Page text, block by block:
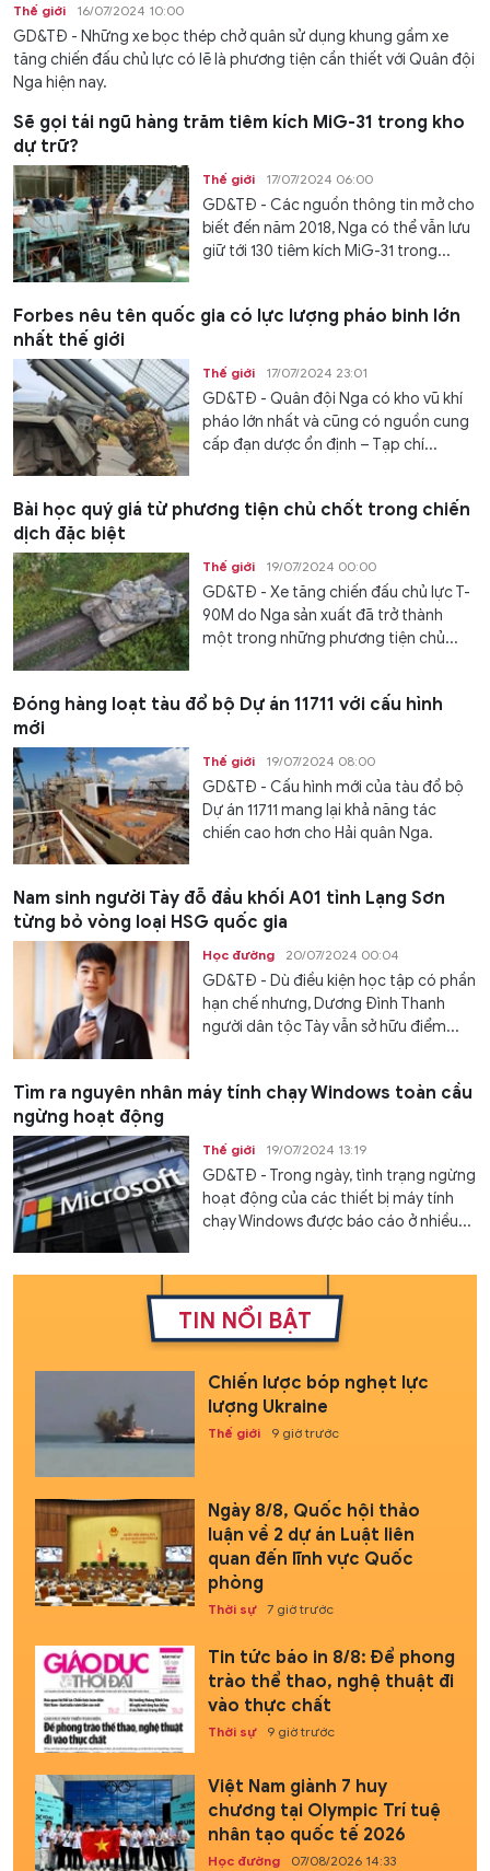
Thế giới 16/07/2024 10:00
GD&TĐ - Những xe bọc thép chở quân sử dụng khung gầm xe
tăng chiến đấu chủ lực có lẽ là phương tiện cần thiết với Quân đội
Nga hiện nay.
Sẽ gọi tái ngũ hàng trăm tiêm kích MiG-31 trong kho
dự trữ?
Thế giới 17/07/2024 06:00
GD&TĐ - Các nguồn thông tin mở cho
biết đến năm 2018, Nga có thể vẫn lưu
giữ tới 130 tiêm kích MiG-31 trong...
Forbes nêu tên quốc gia có lực lượng pháo binh lớn
nhất thế giới
Thế giới 17/07/2024 23:01
GD&TĐ - Quân đội Nga có kho vũ khí
pháo lớn nhất và cũng có nguồn cung
cấp đạn dược ổn định – Tạp chí...
Bài học quý giá từ phương tiện chủ chốt trong chiến
dịch đặc biệt
Thế giới 19/07/2024 00:00
GD&TĐ - Xe tăng chiến đấu chủ lực T-
90M do Nga sản xuất đã trở thành
một trong những phương tiện chủ...
Đóng hàng loạt tàu đổ bộ Dự án 11711 với cấu hình
mới
Thế giới 19/07/2024 08:00
GD&TĐ - Cấu hình mới của tàu đổ bộ
Dự án 11711 mang lại khả năng tác
chiến cao hơn cho Hải quân Nga.
Nam sinh người Tày đỗ đầu khối A01 tỉnh Lạng Sơn
từng bỏ vòng loại HSG quốc gia
Học đường 20/07/2024 00:04
GD&TĐ - Dù điều kiện học tập có phần
hạn chế nhưng, Dương Đình Thanh
người dân tộc Tày vẫn sở hữu điểm...
Tìm ra nguyên nhân máy tính chạy Windows toàn cầu
ngừng hoạt động
Thế giới 19/07/2024 13:19
GD&TĐ - Trong ngày, tình trạng ngừng
hoạt động của các thiết bị máy tính
chạy Windows được báo cáo ở nhiều...
TIN NỔI BẬT
Chiến lược bóp nghẹt lực
lượng Ukraine
Thế giới 9 giờ trước
Ngày 8/8, Quốc hội thảo
luận về 2 dự án Luật liên
quan đến lĩnh vực Quốc
phòng
Thời sự 7 giờ trước
Tin tức báo in 8/8: Để phong
trào thể thao, nghệ thuật đi
vào thực chất
Thời sự 9 giờ trước
Việt Nam giành 7 huy
chương tại Olympic Trí tuệ
nhân tạo quốc tế 2026
Học đường 07/08/2026 14:33